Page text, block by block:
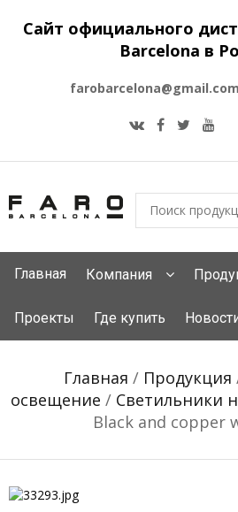
Сайт официального
Barcelona в
farobarcelona@gmail.com
Главная Компания
Проекты Где купить
Главная / Продукция
освещение / Светильники
Black and copper